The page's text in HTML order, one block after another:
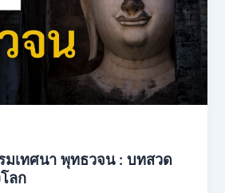
เทศนา พุทธวจน : บทสวด
ลก